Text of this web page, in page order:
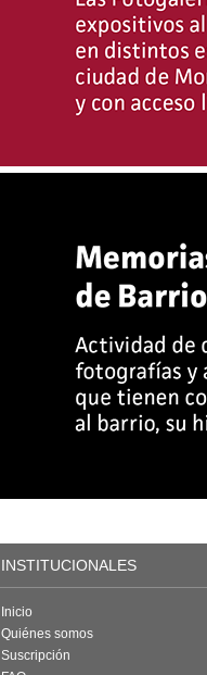
INSTITUCIONALES
Inicio
Quiénes somos
Suscripción